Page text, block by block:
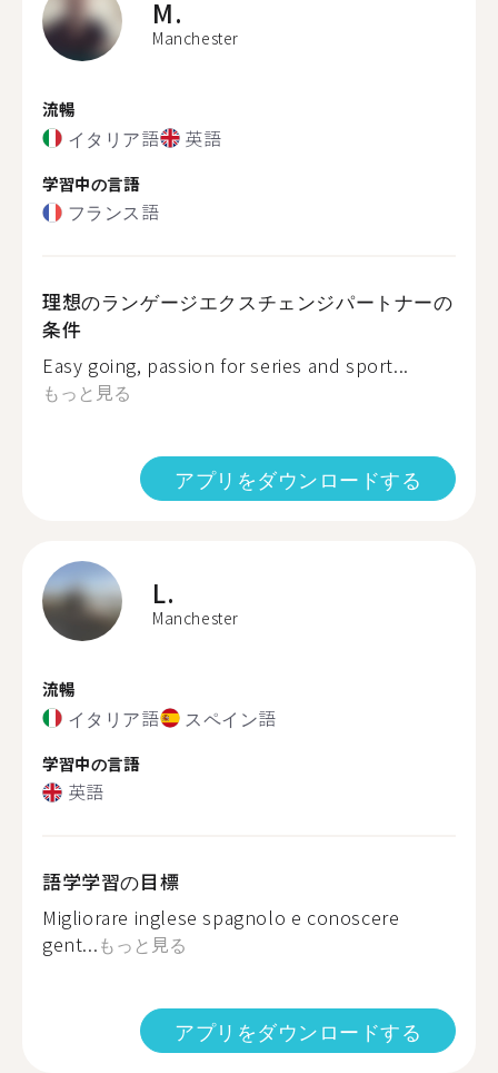
M.
Manchester
流暢
イタリア語 英語
学習中の言語
フランス語
理想のランゲージエクスチェンジパートナーの
条件
Easy going, passion for series and sport...
もっと見る
アプリをダウンロードする
L.
Manchester
流暢
イタリア語 スペイン語
学習中の言語
英語
語学学習の目標
Migliorare inglese spagnolo e conoscere
gent...もっと見る
アプリをダウンロードする